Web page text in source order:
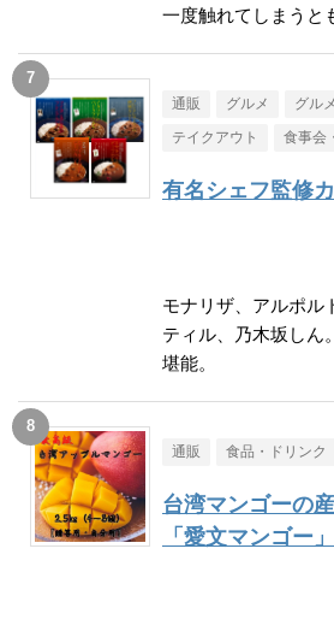
一度触れてしまうと
通販 グルメ グル
テイクアウト 食事会
有名シェフ監修
モナリザ、アルポル
ティル、乃木坂しん
堪能。
通販 食品・ドリンク
台湾マンゴーの
「愛文マンゴー